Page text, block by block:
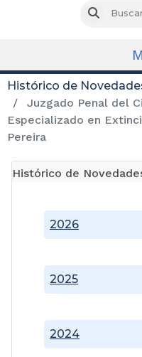
Buscar
Histórico de
Juzgado Penal del
Especializado en
Pereira
Histórico de
2024
2025
2026